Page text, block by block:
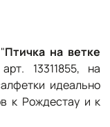
Птичка на ветке
13311855, на
идеально
к Рождестау и к